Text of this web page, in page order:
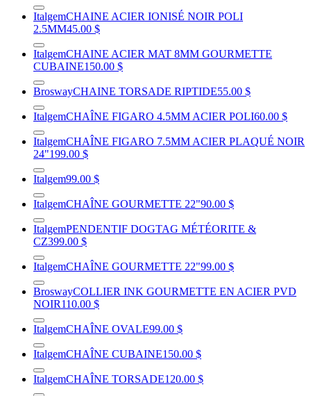
ItalgemCHAINE ACIER IONISÉ NOIR POLI
2.5MM45.00 $
ItalgemCHAINE ACIER MAT 8MM GOURMETTE
CUBAINE150.00 $
BroswayCHAINE TORSADE RIPTIDE55.00 $
ItalgemCHAÎNE FIGARO 4.5MM ACIER POLI60.00 $
ItalgemCHAÎNE FIGARO 7.5MM ACIER PLAQUÉ NOIR
24"199.00 $
Italgem99.00 $
ItalgemCHAÎNE GOURMETTE 22"90.00 $
ItalgemPENDENTIF DOGTAG MÉTÉORITE &
CZ399.00 $
ItalgemCHAÎNE GOURMETTE 22"99.00 $
BroswayCOLLIER INK GOURMETTE EN ACIER PVD
NOIR110.00 $
ItalgemCHAÎNE OVALE99.00 $
ItalgemCHAÎNE CUBAINE150.00 $
ItalgemCHAÎNE TORSADE120.00 $